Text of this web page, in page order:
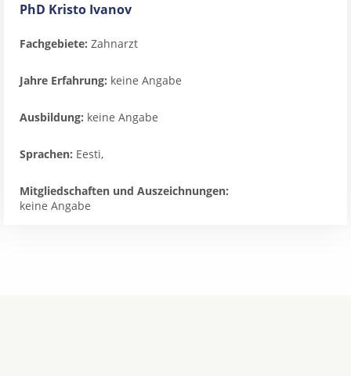
PhD Kristo Ivanov
Fachgebiete: Zahnarzt
Jahre Erfahrung: keine Angabe
Ausbildung: keine Angabe
Sprachen: Eesti,
Mitgliedschaften und Auszeichnungen:
keine Angabe